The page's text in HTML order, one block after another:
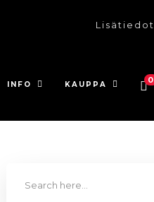
Lisätiedot
INFO KAUPPA 0